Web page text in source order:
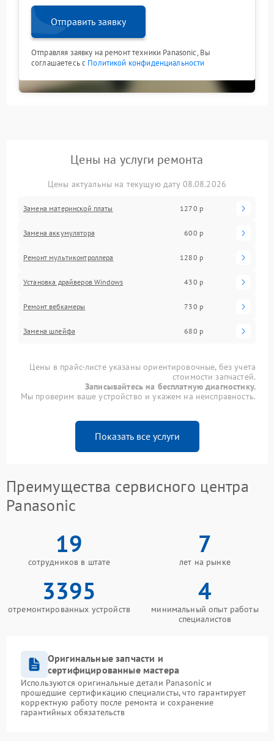
Отправить заявку
Отправляя заявку на ремонт техники Panasonic, Вы
соглашаетесь с Политикой конфиденциальности
Цены на услуги ремонта
Цены актуальны на текущую дату 08.08.2026
Замена материнской платы 1270 р
Замена аккумулятора 600 р
Ремонт мультиконтроллера 1280 р
Установка драйверов Windows 430 р
Ремонт вебкамеры 730 р
Замена шлейфа 680 р
Цены в прайс-листе указаны ориентировочные, без учета
стоимости запчастей.
Записывайтесь на бесплатную диагностику.
Мы проверим ваше устройство и укажем на неисправность.
Показать все услуги
Преимущества сервисного центра
Panasonic
19
сотрудников в штате
7
лет на рынке
3395
отремонтированных устройств
4
минимальный опыт работы
специалистов
Оригинальные запчасти и
сертифицированные мастера
Используются оригинальные детали Panasonic и
прошедшие сертификацию специалисты, что гарантирует
корректную работу после ремонта и сохранение
гарантийных обязательств